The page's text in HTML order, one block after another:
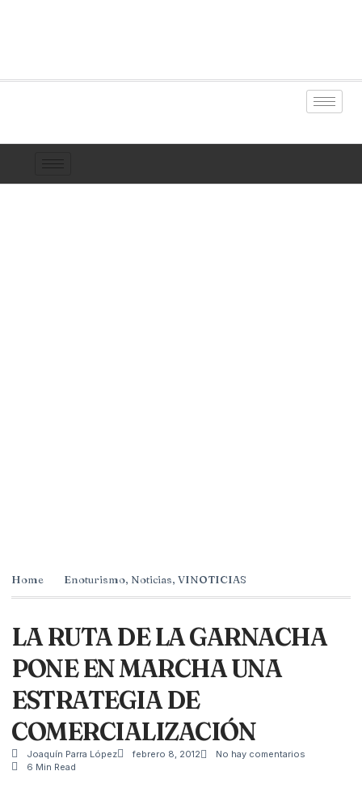
Home Enoturismo, Noticias, VINOTICIAS
LA RUTA DE LA GARNACHA
PONE EN MARCHA UNA
ESTRATEGIA DE
COMERCIALIZACIÓN
Joaquín Parra López febrero 8, 2012
No hay comentarios
6 Min Read